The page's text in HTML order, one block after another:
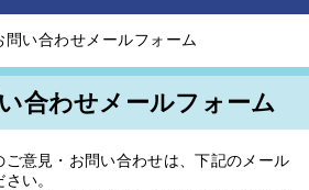
問い合わせメールフォーム
合わせメールフォーム
意見・お問い合わせは、下記のメール
い。